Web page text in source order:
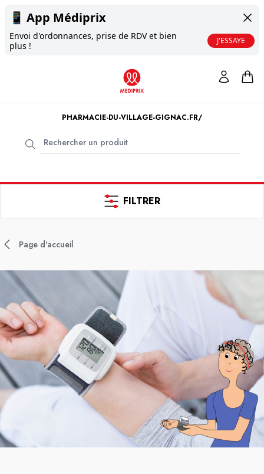
📱 App Médiprix
Envoi d'ordonnances, prise de RDV et bien
plus !
J'ESSAYE
PHARMACIE-DU-VILLAGE-GIGNAC.FR/
FILTRER
Page d'accueil